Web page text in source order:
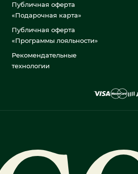
Публичная оферта
«Подарочная карта»
Публичная оферта
«Программы лояльности»
Рекомендательные
технологии